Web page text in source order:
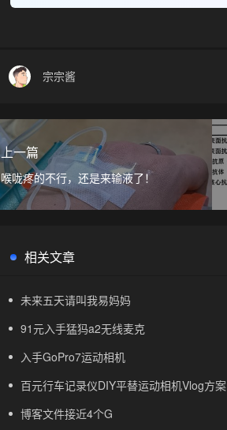
宗宗酱
上一篇
喉咙疼的不行，还是来输液了！
相关文章
未来五天请叫我易妈妈
91元入手猛犸a2无线麦克
入手GoPro7运动相机
百元行车记录仪DIY平替运动相机Vlog方案
博客文件接近4个G